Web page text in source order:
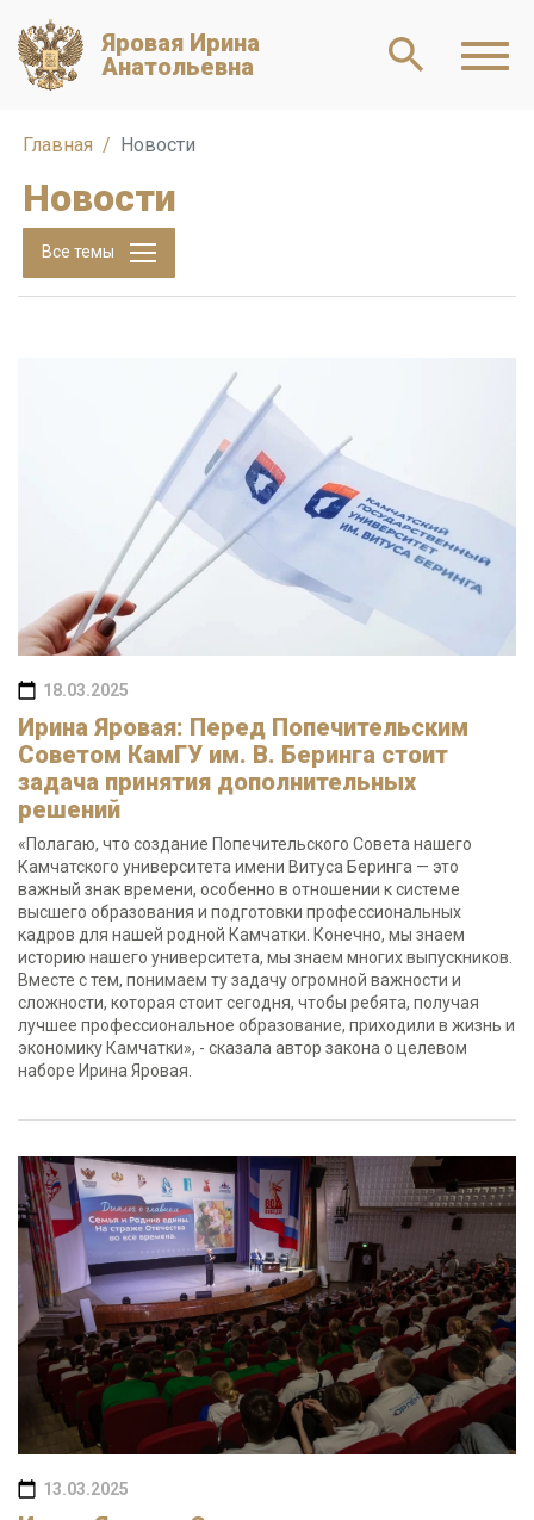
Яровая Ирина
Анатольевна
Главная Новости
Новости
Все темы
18.03.2025
Ирина Яровая: Перед Попечительским
Советом КамГУ им. В. Беринга стоит
задача принятия дополнительных
решений
«Полагаю, что создание Попечительского Совета нашего
Камчатского университета имени Витуса Беринга — это
важный знак времени, особенно в отношении к системе
высшего образования и подготовки профессиональных
кадров для нашей родной Камчатки. Конечно, мы знаем
историю нашего университета, мы знаем многих выпускников.
Вместе с тем, понимаем ту задачу огромной важности и
сложности, которая стоит сегодня, чтобы ребята, получая
лучшее профессиональное образование, приходили в жизнь и
экономику Камчатки», - сказала автор закона о целевом
наборе Ирина Яровая.
13.03.2025